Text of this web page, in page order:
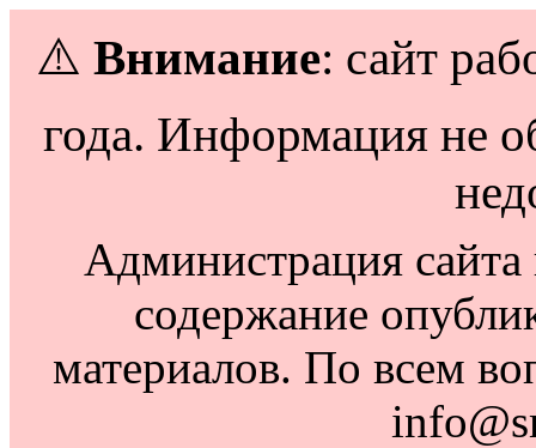
⚠️ Внимание: сайт
года. Информация не
Администрация сайта
содержание
материалов. По всем